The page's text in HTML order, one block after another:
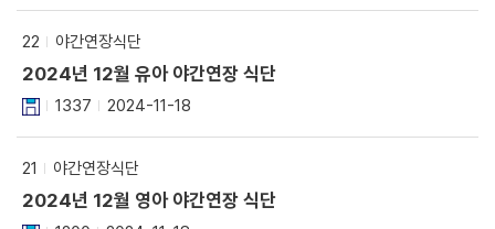
22 야간연장식단
2024년 12월 유아 야간연장 식단
1337 2024-11-18
21 야간연장식단
2024년 12월 영아 야간연장 식단